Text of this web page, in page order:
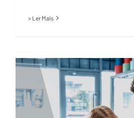
> Ler Mais